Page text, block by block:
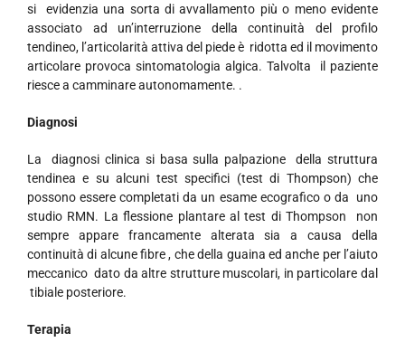
si evidenzia una sorta di avvallamento più o meno evidente
associato ad un’interruzione della continuità del profilo
tendineo, l’articolarità attiva del piede è ridotta ed il movimento
articolare provoca sintomatologia algica. Talvolta il paziente
riesce a camminare autonomamente. .
Diagnosi
La diagnosi clinica si basa sulla palpazione della struttura
tendinea e su alcuni test specifici (test di Thompson) che
possono essere completati da un esame ecografico o da uno
studio RMN. La flessione plantare al test di Thompson non
sempre appare francamente alterata sia a causa della
continuità di alcune fibre , che della guaina ed anche per l’aiuto
meccanico dato da altre strutture muscolari, in particolare dal
tibiale posteriore.
Terapia